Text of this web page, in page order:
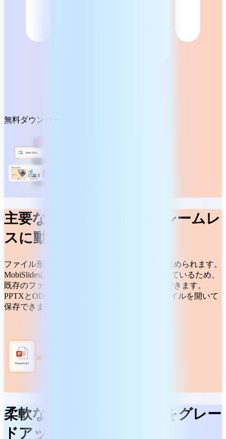
無料ダウンロード
主要なファイル形式間でシームレ
スに動作
ファイル形式に関係なく、スムーズに作業を進められます。
MobiSlidesはPowerPointやGoogle Slidesに対応しているため、
既存のファイルで簡単に作業を続けることができます。
PPTXとODPを含む主なファイル形式で、ファイルを開いて
保存できます。
柔軟なツールでスライドをグレー
ドアップ